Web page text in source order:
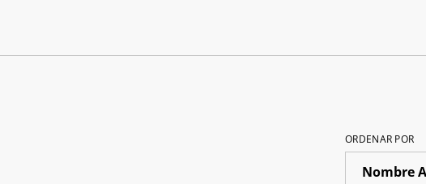
ORDENAR POR